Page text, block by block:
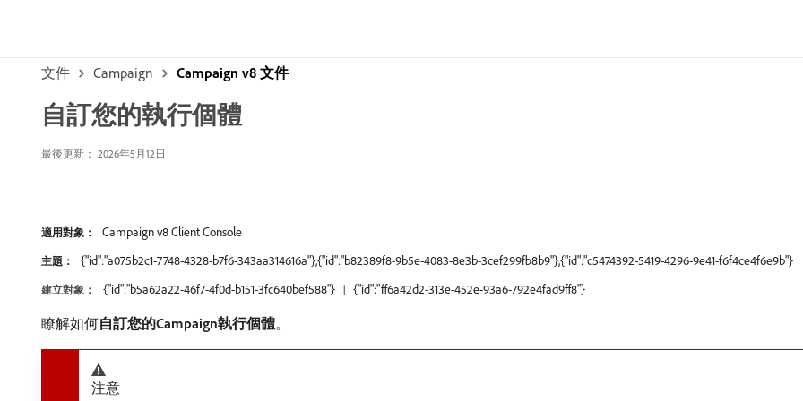
文件 Campaign Campaign v8 文件
自訂您的執行個體
最後更新： 2026年5月12日
適用對象： Campaign v8 Client Console
主題： {"id":"a075b2c1-7748-4328-b7f6-343aa314616a"},{"id":"b82389f8-9b5e-4083-8e3b-3cef299fb8b9"},{"id":"c5474392-5419-4296-9e41-f6f4ce4f6e9b"}
建立對象： {"id":"b5a62a22-46f7-4f0d-b151-3fc640bef588"} {"id":"ff6a42d2-313e-452e-93a6-792e4fad9ff8"}
瞭解如何​自訂您的Campaign執行個體。
注意